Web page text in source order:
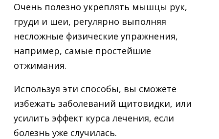
Очень полезно укреплять мышцы рук,
груди и шеи, регулярно выполняя
несложные физические упражнения,
например, самые простейшие
отжимания.
Используя эти способы, вы сможете
избежать заболеваний щитовидки, или
усилить эффект курса лечения, если
болезнь уже случилась.